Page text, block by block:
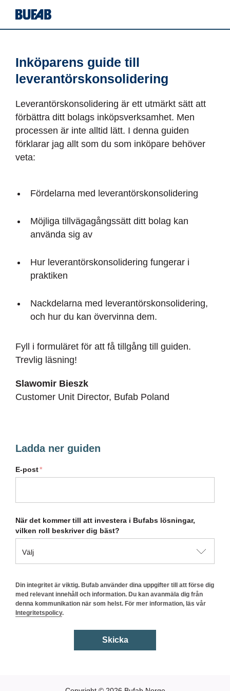
Inköparens guide till
leverantörskonsolidering
Leverantörskonsolidering är ett utmärkt sätt att
förbättra ditt bolags inköpsverksamhet. Men
processen är inte alltid lätt. I denna guiden
förklarar jag allt som du som inköpare behöver
veta:
Fördelarna med leverantörskonsolidering
Möjliga tillvägagångssätt ditt bolag kan
använda sig av
Hur leverantörskonsolidering fungerar i
praktiken
Nackdelarna med leverantörskonsolidering,
och hur du kan övervinna dem.
Fyll i formuläret för att få tillgång till guiden.
Trevlig läsning!
Slawomir Bieszk
Customer Unit Director, Bufab Poland
Ladda ner guiden
E-post*
När det kommer till att investera i Bufabs lösningar,
vilken roll beskriver dig bäst?
Din integritet är viktig. Bufab använder dina uppgifter till att förse dig
med relevant innehåll och information. Du kan avanmäla dig från
denna kommunikation när som helst. För mer information, läs vår
Integritetspolicy.